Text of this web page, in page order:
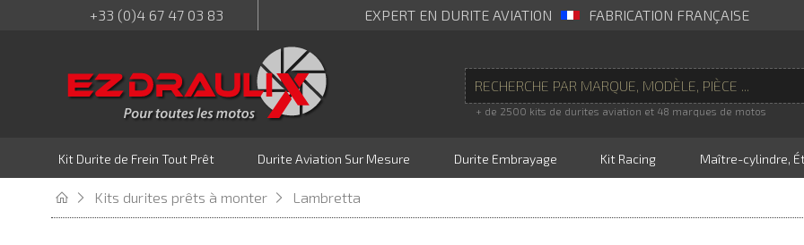
+33 (0)4 67 47 03 83 EXPERT EN DURITE AVIATION FABRICATION FRANÇAISE
+ de 2500 kits de durites aviation et 48 marques de motos
Kit Durite de Frein Tout Prêt Durite Aviation Sur Mesure Durite Embrayage Kit Racing Maître-cylindre,
Kits durites prêts à monter Lambretta